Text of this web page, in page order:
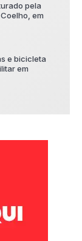
pela
em
e bicicleta
em